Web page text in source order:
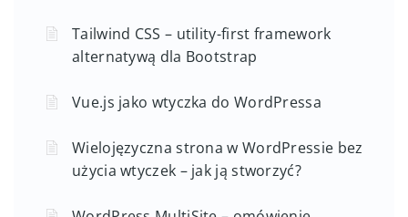
Tailwind CSS – utility-first framework
alternatywą dla Bootstrap
Vue.js jako wtyczka do WordPressa
Wielojęzyczna strona w WordPressie bez
użycia wtyczek – jak ją stworzyć?